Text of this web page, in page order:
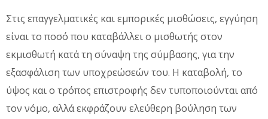
Στις επαγγελματικές και εμπορικές μισθώσεις, εγγύηση
είναι το ποσό που καταβάλλει ο μισθωτής στον
εκμισθωτή κατά τη σύναψη της σύμβασης, για την
εξασφάλιση των υποχρεώσεών του. Η καταβολή, το
ύψος και ο τρόπος επιστροφής δεν τυποποιούνται από
τον νόμο, αλλά εκφράζουν ελεύθερη βούληση των